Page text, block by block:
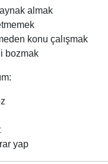
almak
konu çalışmak
bozmak
yap